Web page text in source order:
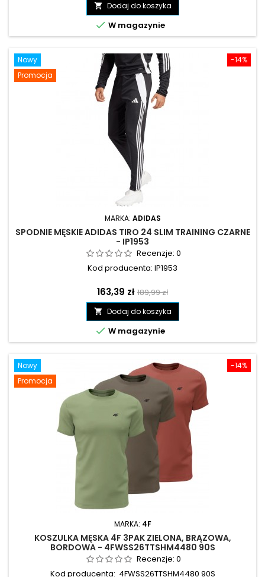
 Dodaj do koszyka
 W magazynie
-14%
Nowy
Promocja
MARKA: ADIDAS
SPODNIE MĘSKIE ADIDAS TIRO 24 SLIM TRAINING CZARNE
- IP1953
Recenzje: 0
Kod producenta: IP1953
Cena
163,39 zł Cena
podstawowa
189,99 zł
 Dodaj do koszyka
 W magazynie
-14%
Nowy
Promocja
MARKA: 4F
KOSZULKA MĘSKA 4F 3PAK ZIELONA, BRĄZOWA,
BORDOWA - 4FWSS26TTSHM4480 90S
Recenzje: 0
Kod producenta: 4FWSS26TTSHM4480 90S